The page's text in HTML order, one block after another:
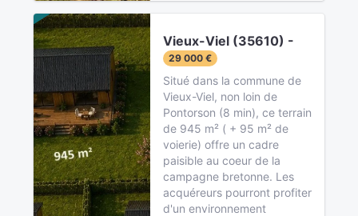
Vieux-Viel (35610) -
29 000 €
Situé dans la commune de
Vieux-Viel, non loin de
Pontorson (8 min), ce terrain
de 945 m² ( + 95 m² de
voierie) offre un cadre
paisible au coeur de la
campagne bretonne. Les
acquéreurs pourront profiter
d'un environnement